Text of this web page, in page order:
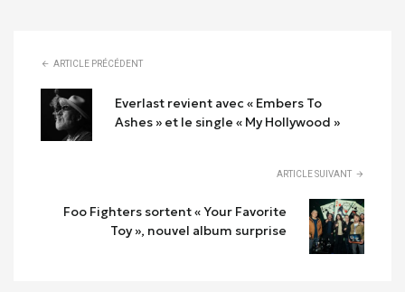
ARTICLE PRÉCÉDENT
Everlast revient avec « Embers To
Ashes » et le single « My Hollywood »
ARTICLE SUIVANT
Foo Fighters sortent « Your Favorite
Toy », nouvel album surprise